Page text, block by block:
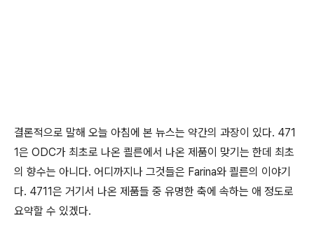
결론적으로 말해 오늘 아침에 본 뉴스는 약간의 과장이 있다. 471
1은 ODC가 최초로 나온 쾰른에서 나온 제품이 맞기는 한데 최초
의 향수는 아니다. 어디까지나 그것들은 Farina와 쾰른의 이야기
다. 4711은 거기서 나온 제품들 중 유명한 축에 속하는 애 정도로
요약할 수 있겠다.